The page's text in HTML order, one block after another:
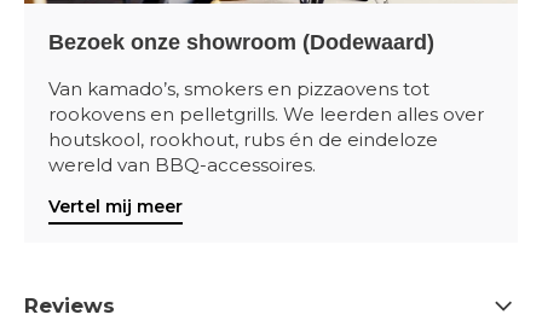
Bezoek onze showroom (Dodewaard)
Van kamado’s, smokers en pizzaovens tot
rookovens en pelletgrills. We leerden alles over
houtskool, rookhout, rubs én de eindeloze
wereld van BBQ-accessoires.
Vertel mij meer
Reviews